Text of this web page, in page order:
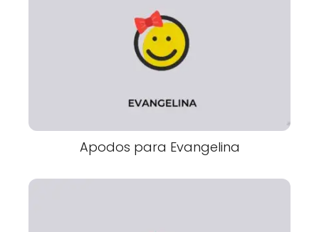
Apodos para Evangelina